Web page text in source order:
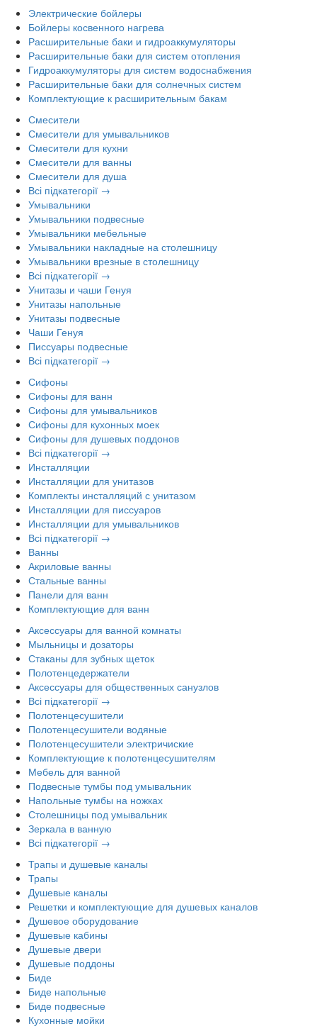
Электрические бойлеры
Бойлеры косвенного нагрева
Расширительные баки и гидроаккумуляторы
Расширительные баки для систем отопления
Гидроаккумуляторы для систем водоснабжения
Расширительные баки для солнечных систем
Комплектующие к расширительным бакам
Смесители
Смесители для умывальников
Смесители для кухни
Смесители для ванны
Смесители для душа
Всі підкатегорії →
Умывальники
Умывальники подвесные
Умывальники мебельные
Умывальники накладные на столешницу
Умывальники врезные в столешницу
Всі підкатегорії →
Унитазы и чаши Генуя
Унитазы напольные
Унитазы подвесные
Чаши Генуя
Писсуары подвесные
Всі підкатегорії →
Сифоны
Сифоны для ванн
Сифоны для умывальников
Сифоны для кухонных моек
Сифоны для душевых поддонов
Всі підкатегорії →
Инсталляции
Инсталляции для унитазов
Комплекты инсталляций с унитазом
Инсталляции для писсуаров
Инсталляции для умывальников
Всі підкатегорії →
Ванны
Акриловые ванны
Стальные ванны
Панели для ванн
Комплектующие для ванн
Аксессуары для ванной комнаты
Мыльницы и дозаторы
Стаканы для зубных щеток
Полотенцедержатели
Аксессуары для общественных санузлов
Всі підкатегорії →
Полотенцесушители
Полотенцесушители водяные
Полотенцесушители электричиские
Комплектующие к полотенцесушителям
Мебель для ванной
Подвесные тумбы под умывальник
Напольные тумбы на ножках
Столешницы под умывальник
Зеркала в ванную
Всі підкатегорії →
Трапы и душевые каналы
Трапы
Душевые каналы
Решетки и комплектующие для душевых каналов
Душевое оборудование
Душевые кабины
Душевые двери
Душевые поддоны
Биде
Биде напольные
Биде подвесные
Кухонные мойки